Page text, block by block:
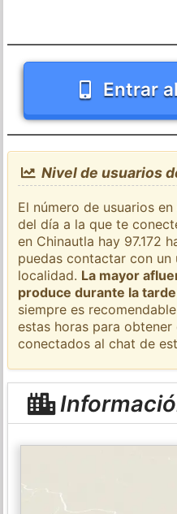
Entrar
Nivel de usuarios
El número de usuarios
del día a la que te
en Chinautla hay 97.172
puedas contactar con
localidad. La mayor
produce durante la
siempre es
estas horas para
conectados al chat de